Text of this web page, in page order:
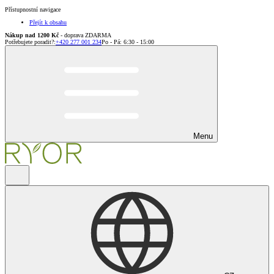
Přístupnostní navigace
Přejít k obsahu
Nákup nad 1200 Kč - doprava ZDARMA
Potřebujete poradit?:+420 277 001 234Po - Pá: 6:30 - 15:00
Menu